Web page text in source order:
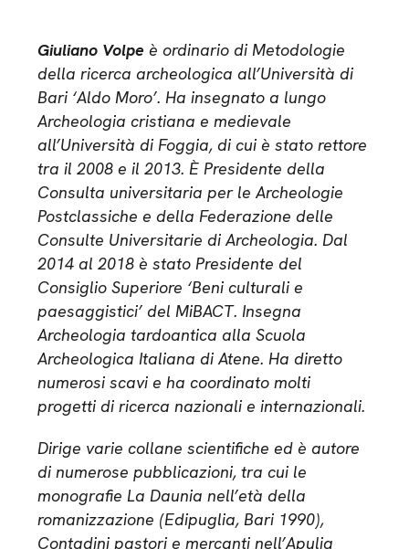
Giuliano Volpeè ordinario di Metodologie
della ricerca archeologica all’Università di
Bari ‘Aldo Moro’. Ha insegnato a lungo
Archeologia cristiana e medievale
all’Università di Foggia, di cui è stato rettore
tra il 2008 e il 2013. È Presidente della
Consulta universitaria per le Archeologie
Postclassiche e della Federazione delle
Consulte Universitarie di Archeologia. Dal
2014 al 2018 è stato Presidente del
Consiglio Superiore ‘Beni culturali e
paesaggistici’ del MiBACT. Insegna
Archeologia tardoantica alla Scuola
Archeologica Italiana di Atene. Ha diretto
numerosi scavi e ha coordinato molti
progetti di ricerca nazionali e internazionali.
Dirige varie collane scientifiche ed è autore
di numerose pubblicazioni, tra cui le
monografie La Daunia nell’età della
romanizzazione (Edipuglia, Bari 1990),
Contadini pastori e mercanti nell’Apulia